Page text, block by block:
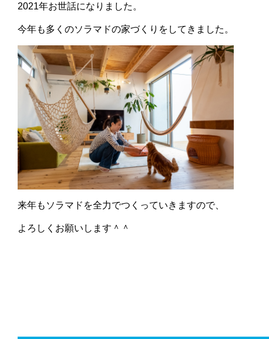
2021年お世話になりました。
今年も多くのソラマドの家づくりをしてきました。
来年もソラマドを全力でつくっていきますので、
よろしくお願いします＾＾